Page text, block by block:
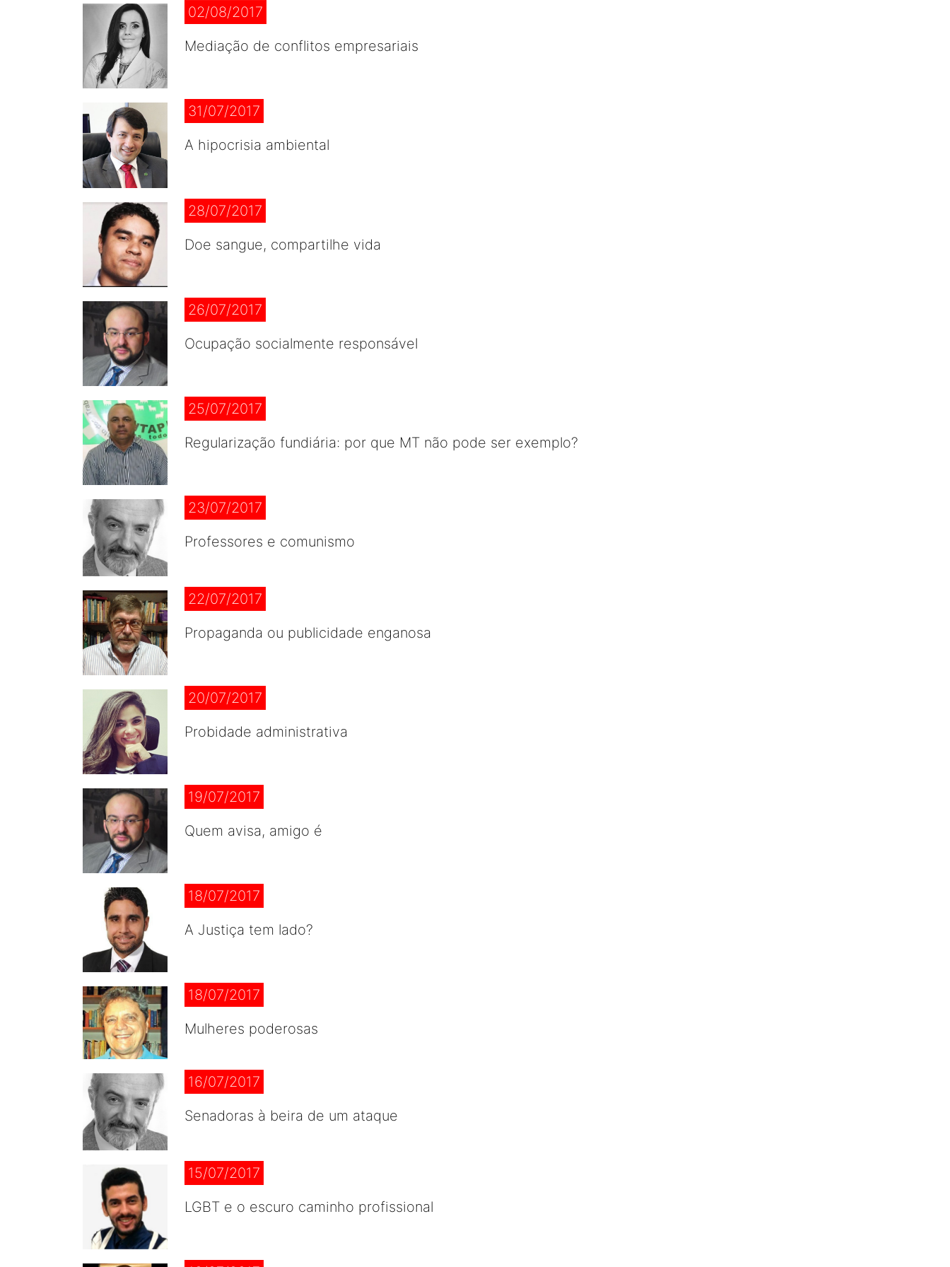
02/08/2017
Mediação de conflitos empresariais
31/07/2017
A hipocrisia ambiental
28/07/2017
Doe sangue, compartilhe vida
26/07/2017
Ocupação socialmente responsável
25/07/2017
Regularização fundiária: por que MT não pode ser exemplo?
23/07/2017
Professores e comunismo
22/07/2017
Propaganda ou publicidade enganosa
20/07/2017
Probidade administrativa
19/07/2017
Quem avisa, amigo é
18/07/2017
A Justiça tem lado?
18/07/2017
Mulheres poderosas
16/07/2017
Senadoras à beira de um ataque
15/07/2017
LGBT e o escuro caminho profissional